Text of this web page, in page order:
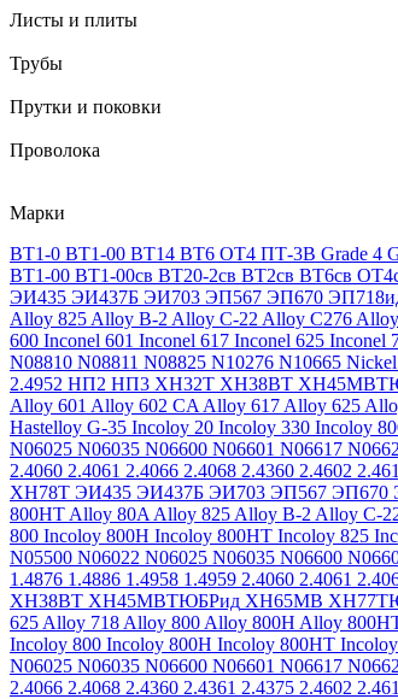
Листы и плиты
Трубы
Прутки и поковки
Проволока
Марки
ВТ1-0 ВТ1-00 ВТ14 ВТ6 ОТ4 ПТ-3В Grade 4
ВТ1-00 ВТ1-00св ВТ20-2св ВТ2св ВТ6св
ЭИ435 ЭИ437Б ЭИ703 ЭП567 ЭП670
Alloy 825 Alloy B-2 Alloy C-22 Alloy C276
600 Inconel 601 Inconel 617 Inconel 625 Inconel
N08810 N08811 N08825 N10276 N10665
2.4952 НП2 НП3 ХН32Т ХН38ВТ
Alloy 601 Alloy 602 CA Alloy 617 Alloy 625
Hastelloy G-35 Incoloy 20 Incoloy 330 Incoloy
N06025 N06035 N06600 N06601 N06617
2.4060 2.4061 2.4066 2.4068 2.4360 2.4602
ХН78Т ЭИ435 ЭИ437Б ЭИ703 ЭП567 ЭП670
800HT Alloy 80A Alloy 825 Alloy B-2 Alloy C-
800 Incoloy 800H Incoloy 800HT Incoloy 825
N05500 N06022 N06025 N06035 N06600
1.4876 1.4886 1.4958 1.4959 2.4060 2.4061
ХН38ВТ ХН45МВТЮБРид ХН65МВ
625 Alloy 718 Alloy 800 Alloy 800H Alloy
Incoloy 800 Incoloy 800H Incoloy 800HT
N06025 N06035 N06600 N06601 N06617
2.4066 2.4068 2.4360 2.4361 2.4375 2.4602